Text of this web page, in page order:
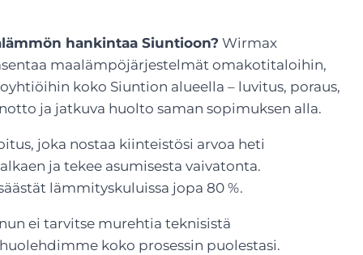
hankintaa Siuntioon? Wirmax
maalämpöjärjestelmät omakotitaloihin,
koko Siuntion alueella – luvitus, poraus,
ja jatkuva huolto saman sopimuksen alla.
joka nostaa kiinteistösi arvoa heti
ja tekee asumisesta vaivatonta.
lämmityskuluissa jopa 80 %.
ei tarvitse murehtia teknisistä
koko prosessin puolestasi.